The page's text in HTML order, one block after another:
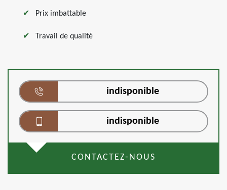
Prix imbattable
Travail de qualité
indisponible
indisponible
CONTACTEZ-NOUS